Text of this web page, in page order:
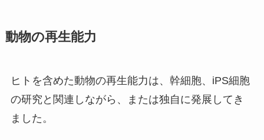
動物の再生能力
ヒトを含めた動物の再生能力は、幹細胞、iPS細胞
の研究と関連しながら、または独自に発展してき
ました。